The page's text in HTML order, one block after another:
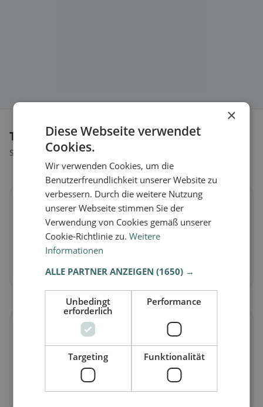
Tipi di alimentazione a Bubbiano
Scopri ristoranti adatti al tuo stile alimentare.
Veganoin Bubbiano
Piatti vegetali e cucina vegana
Scopri ora →
Vegetarianoin Bubbiano
Piatti senza carne e classici vegetariani
Scopri ora →
×
Diese Webseite verwendet
Cookies.
Wir verwenden Cookies, um die
Benutzerfreundlichkeit unserer Website zu
verbessern. Durch die weitere Nutzung
unserer Webseite stimmen Sie der
Verwendung von Cookies gemäß unserer
Cookie-Richtlinie zu.Weitere
Informationen
ALLE PARTNER ANZEIGEN(1650) →
Unbedingt
erforderlich
Performance
Targeting Funktionalität